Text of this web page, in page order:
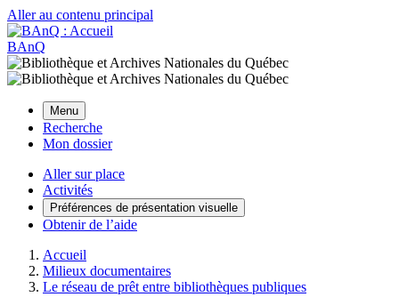
Aller au contenu principal
BAnQ
Menu
Recherche
Mon dossier
Aller sur place
Activités
Préférences de présentation visuelle
Obtenir de l’aide
Accueil
Milieux documentaires
Le réseau de prêt entre bibliothèques publiques